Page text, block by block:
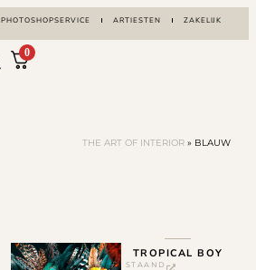
PHOTOSHOPSERVICE ARTIESTEN ZAKELIJK
0
THE ART OF INTERIOR » BLAUW
TROPICAL BOY
STAAND